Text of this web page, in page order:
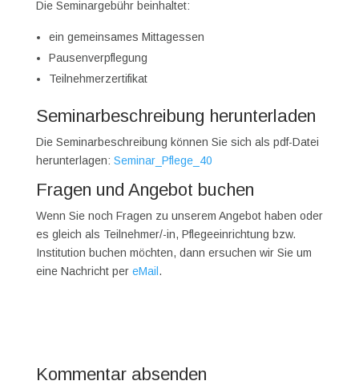
Die Seminargebühr beinhaltet:
ein gemeinsames Mittagessen
Pausenverpflegung
Teilnehmerzertifikat
Seminarbeschreibung herunterladen
Die Seminarbeschreibung können Sie sich als pdf-Datei
herunterlagen: Seminar_Pflege_40
Fragen und Angebot buchen
Wenn Sie noch Fragen zu unserem Angebot haben oder
es gleich als Teilnehmer/-in, Pflegeeinrichtung bzw.
Institution buchen möchten, dann ersuchen wir Sie um
eine Nachricht per eMail .
Kommentar absenden